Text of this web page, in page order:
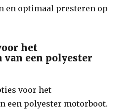
en optimaal presteren op
het
van een polyester
voor het
een polyester motorboot.